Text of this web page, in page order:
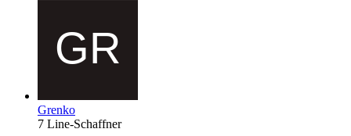
Grenko
7 Line-Schaffner